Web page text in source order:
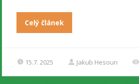
Celý článek
15.7. 2025 Jakub Hesoun